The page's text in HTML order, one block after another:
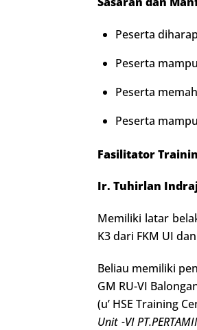
Peserta
Peserta
Peserta
Peserta
Fasilitator
Ir. Tuhirlan
Memiliki latar
K3 dari FKM UI
Beliau memiliki
GM RU-VI
(u’ HSE Training
Unit -VI